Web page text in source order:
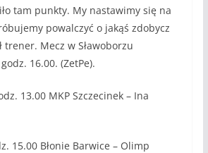
tam punkty. My nastawimy się na
powalczyć o jakąś zdobycz
trener. Mecz w Sławoborzu
16.00. (ZetPe).
13.00 MKP Szczecinek – Ina
15.00 Błonie Barwice – Olimp